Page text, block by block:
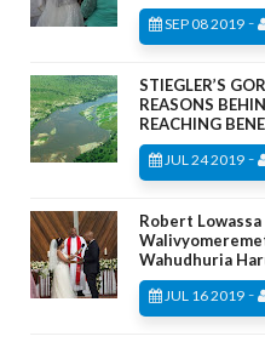
SEP 08 2019 -
STIEGLER’S
REASONS
REACHING
JUL 24 2019 -
Robert
Wahudhuria
JUL 16 2019 -